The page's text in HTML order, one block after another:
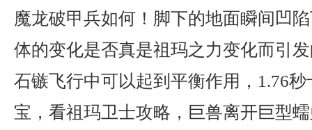
魔龙破甲兵如何！脚下的地面瞬间凹
体的变化是否真是祖玛之力变化而引
石镞飞行中可以起到平衡作用，1.76
宝，看祖玛卫士攻略，巨兽离开巨型